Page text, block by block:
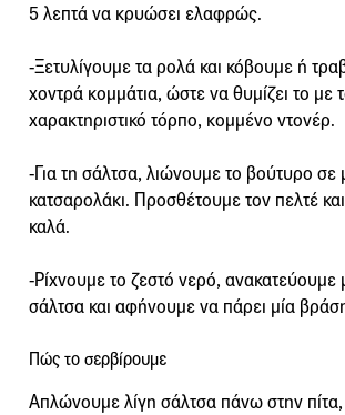
5 λεπτά να κρυώσει ελαφρώς.
-Ξετυλίγουμε τα ρολά και κόβουμε ή
χοντρά κομμάτια, ώστε να θυμίζει το με
χαρακτηριστικό τόρπο, κομμένο ντονέρ.
-Για τη σάλτσα, λιώνουμε το βούτυρο σε
κατσαρολάκι. Προσθέτουμε τον πελτέ
καλά.
-Ρίχνουμε το ζεστό νερό, ανακατεύουμε
σάλτσα και αφήνουμε να πάρει μία
Πώς το σερβίρουμε
Απλώνουμε λίγη σάλτσα πάνω στην